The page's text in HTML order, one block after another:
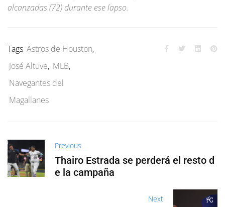
alcanzadas (72) durante ese lapso.
Tags Astros de Houston,
José Altuve, MLB,
Navegantes del
Magallanes
Previous
Thairo Estrada se perderá el resto d
e la campaña
Next